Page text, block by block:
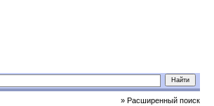
» Расширенный поиск